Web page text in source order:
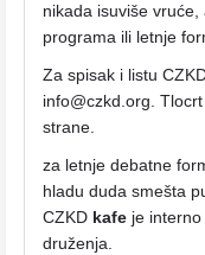
nikada isuviše
programa ili letnje
Za spisak i listu
info@czkd.org.
strane.
za letnje debatne
hladu duda smešta
CZKD kafe je
druženja.